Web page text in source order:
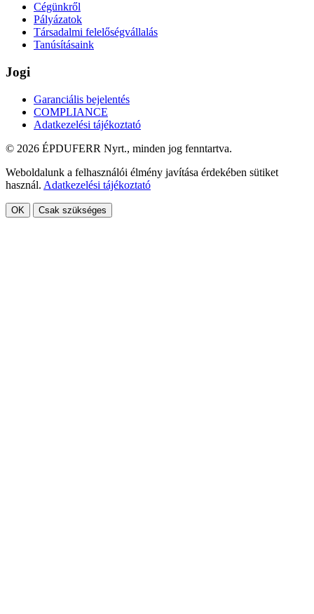
Cégünkről
Pályázatok
Társadalmi felelőségvállalás
Tanúsításaink
Jogi
Garanciális bejelentés
COMPLIANCE
Adatkezelési tájékoztató
© 2026 ÉPDUFERR Nyrt., minden jog fenntartva.
Weboldalunk a felhasználói élmény javítása érdekében sütiket
használ. Adatkezelési tájékoztató
OK Csak szükséges